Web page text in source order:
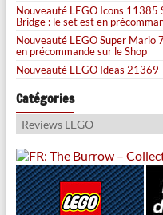
Nouveauté LEGO Icons 11385
Bridge : le set est en
Nouveauté LEGO Super Mario
en précommande sur le Shop
Nouveauté LEGO Ideas 21369
Catégories
Catégories